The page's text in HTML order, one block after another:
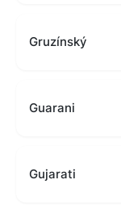
Gruzínský
Guarani
Gujarati